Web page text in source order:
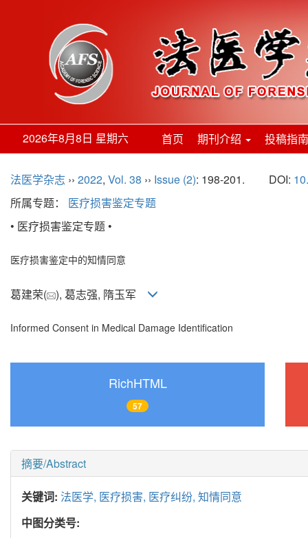
2026年8月8日 星期六 首页 期刊介绍 投稿指
法医学杂志 ›› 2022, Vol. 38 ›› Issue (2): 198-201. DOI:
所属专题： 医疗损害鉴定专题
• 医疗损害鉴定专题 •
医疗损害鉴定中的知情同意
葛建荣( ), 葛志强, 隋玉军
Informed Consent in Medical Damage Identification
RichHTML
57
摘要/Abstract
关键词: 法医学, 医疗损害, 医疗纠纷, 知情同意
中图分类号: